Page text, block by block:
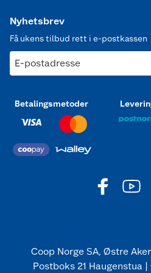
Nyhetsbrev
Få ukens tilbud rett i e-postkassen
E-postadresse
Betalingsmetoder
Coop Norge SA, Østre
Postboks 21 Haugenstua